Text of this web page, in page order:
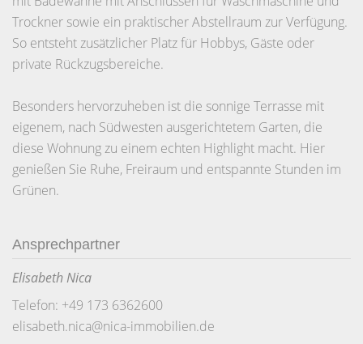
Trockner sowie ein praktischer Abstellraum zur Verfügung.
So entsteht zusätzlicher Platz für Hobbys, Gäste oder
private Rückzugsbereiche.
Besonders hervorzuheben ist die sonnige Terrasse mit
eigenem, nach Südwesten ausgerichtetem Garten, die
diese Wohnung zu einem echten Highlight macht. Hier
genießen Sie Ruhe, Freiraum und entspannte Stunden im
Grünen.
Ansprechpartner
Elisabeth Nica
Telefon: +49 173 6362600
elisabeth.nica@nica-immobilien.de